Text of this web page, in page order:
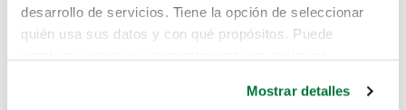
desarrollo de servicios. Tiene la opción de seleccionar
quién usa sus datos y con qué propósitos. Puede
Mostrar detalles
Pero puedes encontrar el coche que estás
buscando en alguno de estos enlaces: